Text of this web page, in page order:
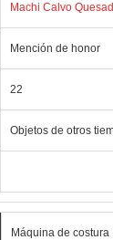
Machi Calvo
Mención de honor
22
Objetos de otros
Máquina de costura